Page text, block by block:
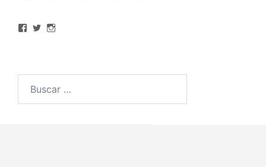
Ver
Facebook
Ver
TwitterInstagram